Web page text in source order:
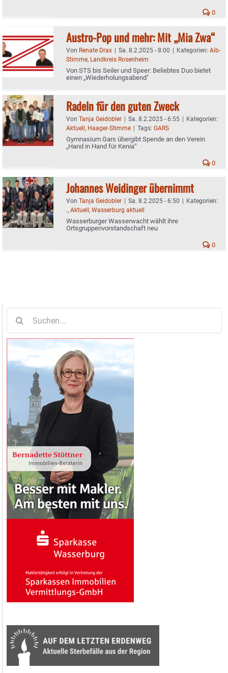
0
Austro-Pop und mehr: Mit „Mia Zwa“
Von Renate Drax | Sa. 8.2.2025 - 8:00 | Kategorien: Aib-
Stimme, Landkreis Rosenheim
Von STS bis Seiler und Speer: Beliebtes Duo bietet
einen „Wiederholungsabend"
Radeln für den guten Zweck
Von Tanja Geidobler | Sa. 8.2.2025 - 6:55 | Kategorien:
Aktuell, Haager-Stimme | Tags: GARS
Gymnasium Gars übergibt Spende an den Verein
„Hand in Hand für Kenia“
0
Johannes Weidinger übernimmt
Von Tanja Geidobler | Sa. 8.2.2025 - 6:50 | Kategorien:
., Aktuell, Wasserburg aktuell
Wasserburger Wasserwacht wählt ihre
Ortsgruppenvorstandschaft neu
0
nach: